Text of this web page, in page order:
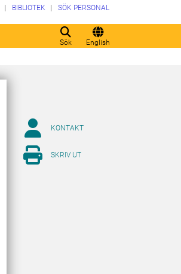
Sök English
BIBLIOTEK SÖK PERSONAL
KONTAKT
SKRIV UT